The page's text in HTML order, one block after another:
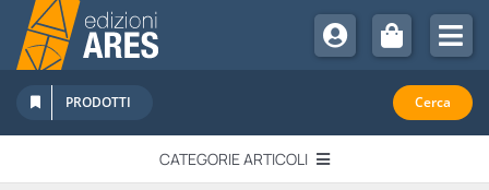
Salta
contenuto
Chi Siamo
Sostienici
Abbonamenti
PRODOTTI Cerca
CATEGORIE ARTICOLI